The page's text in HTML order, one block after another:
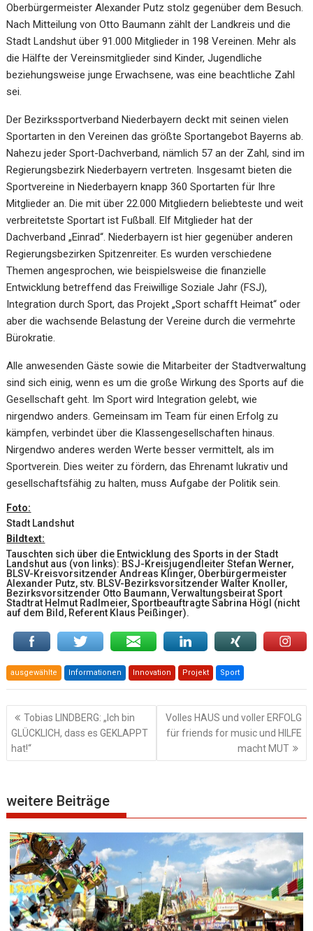
Oberbürgermeister Alexander Putz stolz gegenüber dem Besuch.
Nach Mitteilung von Otto Baumann zählt der Landkreis und die
Stadt Landshut über 91.000 Mitglieder in 198 Vereinen. Mehr als
die Hälfte der Vereinsmitglieder sind Kinder, Jugendliche
beziehungsweise junge Erwachsene, was eine beachtliche Zahl
sei.
Der Bezirkssportverband Niederbayern deckt mit seinen vielen
Sportarten in den Vereinen das größte Sportangebot Bayerns ab.
Nahezu jeder Sport-Dachverband, nämlich 57 an der Zahl, sind im
Regierungsbezirk Niederbayern vertreten. Insgesamt bieten die
Sportvereine in Niederbayern knapp 360 Sportarten für Ihre
Mitglieder an. Die mit über 22.000 Mitgliedern beliebteste und weit
verbreitetste Sportart ist Fußball. Elf Mitglieder hat der
Dachverband „Einrad“. Niederbayern ist hier gegenüber anderen
Regierungsbezirken Spitzenreiter. Es wurden verschiedene
Themen angesprochen, wie beispielsweise die finanzielle
Entwicklung betreffend das Freiwillige Soziale Jahr (FSJ),
Integration durch Sport, das Projekt „Sport schafft Heimat“ oder
aber die wachsende Belastung der Vereine durch die vermehrte
Bürokratie.
Alle anwesenden Gäste sowie die Mitarbeiter der Stadtverwaltung
sind sich einig, wenn es um die große Wirkung des Sports auf die
Gesellschaft geht. Im Sport wird Integration gelebt, wie
nirgendwo anders. Gemeinsam im Team für einen Erfolg zu
kämpfen, verbindet über die Klassengesellschaften hinaus.
Nirgendwo anderes werden Werte besser vermittelt, als im
Sportverein. Dies weiter zu fördern, das Ehrenamt lukrativ und
gesellschaftsfähig zu halten, muss Aufgabe der Politik sein.
Foto:
Stadt Landshut
Bildtext:
Tauschten sich über die Entwicklung des Sports in der Stadt
Landshut aus (von links): BSJ-Kreisjugendleiter Stefan Werner,
BLSV-Kreisvorsitzender Andreas Klinger, Oberbürgermeister
Alexander Putz, stv. BLSV-Bezirksvorsitzender Walter Knoller,
Bezirksvorsitzender Otto Baumann, Verwaltungsbeirat Sport
Stadtrat Helmut Radlmeier, Sportbeauftragte Sabrina Högl (nicht
auf dem Bild, Referent Klaus Peißinger).
ausgewählte Informationen Innovation Projekt Sport
Beitragsnavigation
Tobias LINDBERG: „Ich bin
GLÜCKLICH, dass es GEKLAPPT
hat!“
Volles HAUS und voller ERFOLG
für friends for music und HILFE
macht MUT
weitere Beiträge